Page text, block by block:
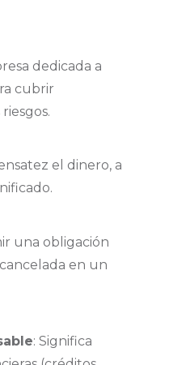
dedicada a
cubrir
el dinero, a
una obligación
en un
: Significa